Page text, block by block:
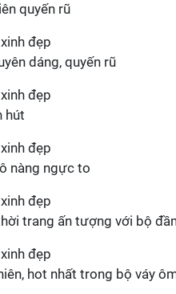
quyến rũ
dáng, quyến rũ
hút
nàng ngực to
trang ấn tượng với bộ
hot nhất trong bộ váy